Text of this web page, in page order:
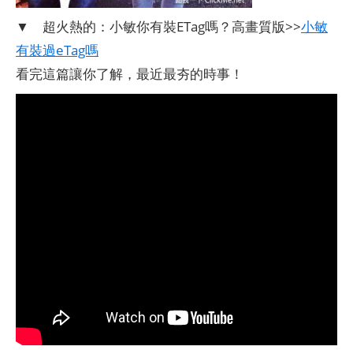
▼ 超火熱的：小敏你有裝ETag嗎？高畫質版>>小敏
有裝過eTag嗎
看完這篇讓你了解，最近最夯的時事！